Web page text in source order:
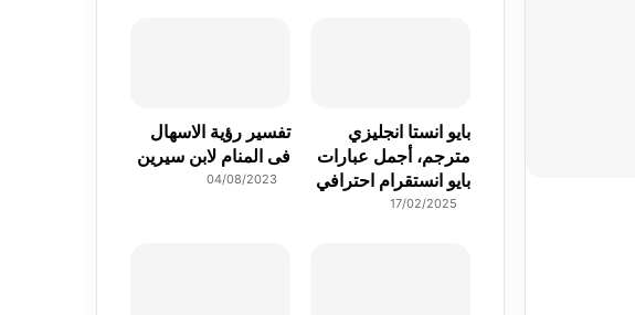
بايو انستا انجليزي
مترجم، أجمل عبارات
بايو انستقرام احترافي
17/02/2025
تفسير رؤية الاسهال
فى المنام لابن سيرين
04/08/2023